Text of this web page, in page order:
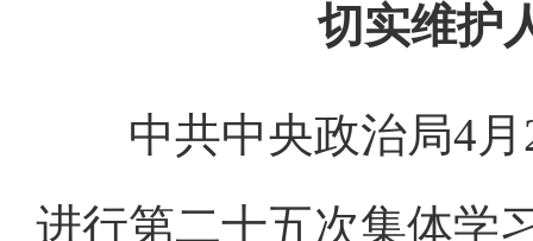
切实维护
中共中央政治局4月
进行第二十五次集体学